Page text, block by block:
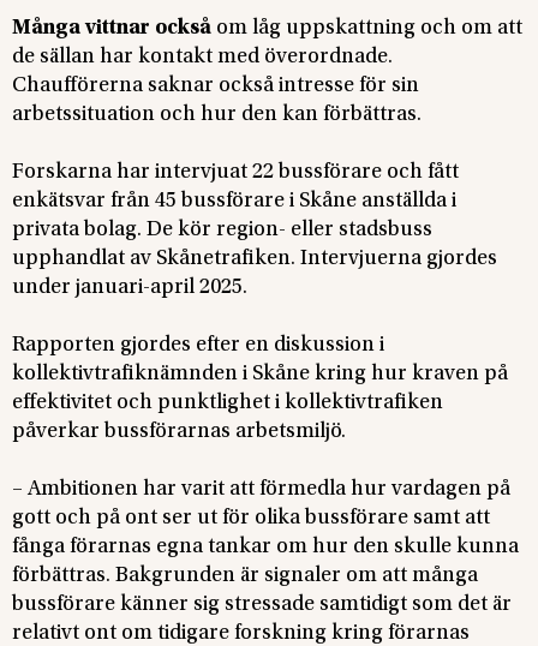
Många vittnar också om låg uppskattning och om att
de sällan har kontakt med överordnade.
Chaufförerna saknar också intresse för sin
arbetssituation och hur den kan förbättras.
Forskarna har intervjuat 22 bussförare och fått
enkätsvar från 45 bussförare i Skåne anställda i
privata bolag. De kör region- eller stadsbuss
upphandlat av Skånetrafiken. Intervjuerna gjordes
under januari-april 2025.
Rapporten gjordes efter en diskussion i
kollektivtrafiknämnden i Skåne kring hur kraven på
effektivitet och punktlighet i kollektivtrafiken
påverkar bussförarnas arbetsmiljö.
– Ambitionen har varit att förmedla hur vardagen på
gott och på ont ser ut för olika bussförare samt att
fånga förarnas egna tankar om hur den skulle kunna
förbättras. Bakgrunden är signaler om att många
bussförare känner sig stressade samtidigt som det är
relativt ont om tidigare forskning kring förarnas